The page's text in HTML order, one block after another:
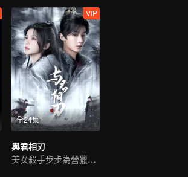
全24集
VIP
與君相刃
美女殺手步步為營獵愛皇子